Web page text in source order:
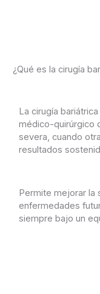
¿Qué es la cirugía
La cirugía
médico-quirúrgico
severa, cuando
resultados
Permite mejorar la
enfermedades
siempre bajo un